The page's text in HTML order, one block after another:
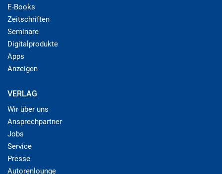
E-Books
Zeitschriften
Seminare
Digitalprodukte
Apps
Anzeigen
VERLAG
Wir über uns
Ansprechpartner
Jobs
Service
Presse
Autorenlounge